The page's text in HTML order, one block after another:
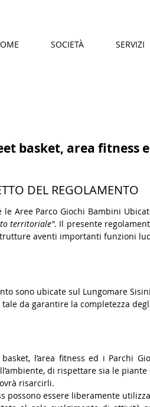
SOCIETÀ SERVIZI
basket, area fitness
DEL REGOLAMENTO
Aree Parco Giochi Bambini
territoriale". Il presente
aventi importanti funzioni
sono ubicate sul Lungomare
da garantire la completezza
l’area fitness ed i Parchi
di rispettare sia le
risarcirli.
possono essere liberamente